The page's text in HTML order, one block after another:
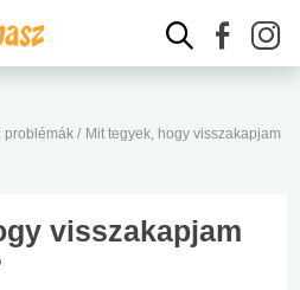
problémák / Mit tegyek, hogy visszakapjam
visszakapjam